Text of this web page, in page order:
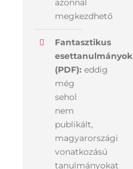
azonnal
megkezdhető
Fantasztikus
esettanulmányok
(PDF): eddig
még
sehol
nem
publikált,
magyarországi
vonatkozású
tanulmányokat